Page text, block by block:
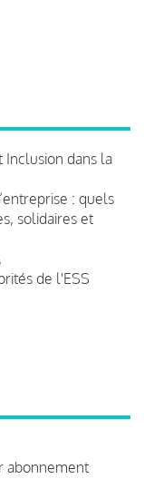
Inclusion dans la
: quels
solidaires et
de l'ESS
abonnement